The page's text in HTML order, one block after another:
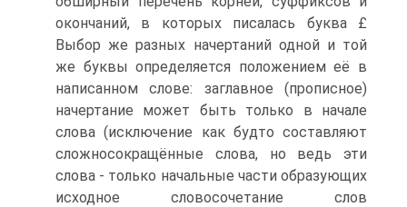
окончаний, в которых писалась буква £
Выбор же разных начертаний одной и той
же буквы определяется положением её в
написанном слове: заглавное (прописное)
начертание может быть только в начале
слова (исключение как будто составляют
сложносокращённые слова, но ведь эти
слова - только начальные части образующих
исходное словосочетание слов